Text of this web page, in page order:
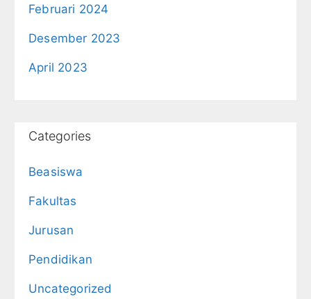
Februari 2024
Desember 2023
April 2023
Categories
Beasiswa
Fakultas
Jurusan
Pendidikan
Uncategorized